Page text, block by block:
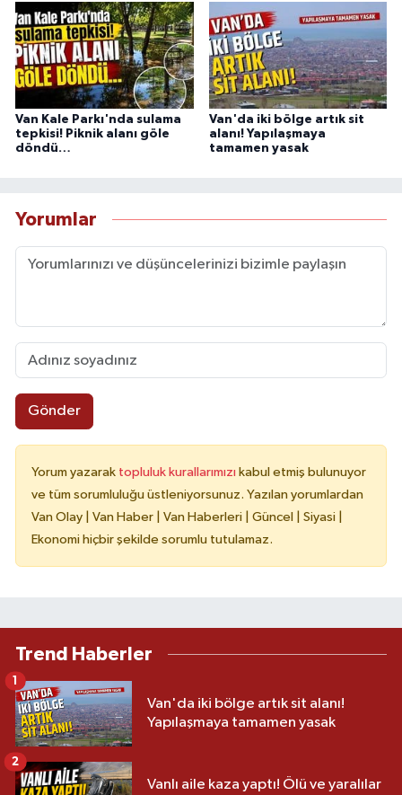
Van Kale Parkı'nda sulama
tepkisi! Piknik alanı göle
döndü…
Van'da iki bölge artık sit
alanı! Yapılaşmaya
tamamen yasak
Yorumlar
Gönder
Yorum yazarak topluluk kurallarımızı kabul etmiş bulunuyor
ve tüm sorumluluğu üstleniyorsunuz. Yazılan yorumlardan
Van Olay | Van Haber | Van Haberleri | Güncel | Siyasi |
Ekonomi hiçbir şekilde sorumlu tutulamaz.
Trend Haberler
Van'da iki bölge artık sit alanı!
Yapılaşmaya tamamen yasak
1
Vanlı aile kaza yaptı! Ölü ve yaralılar
2